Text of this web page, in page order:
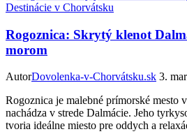
Destinácie v Chorvátsku
Rogoznica: Skrytý klenot
morom
AutorDovolenka-v-Chorvátsku.sk 3.
Rogoznica je malebné prímorské mesto
nachádza v strede Dalmácie. Jeho
tvoria ideálne miesto pre oddych a